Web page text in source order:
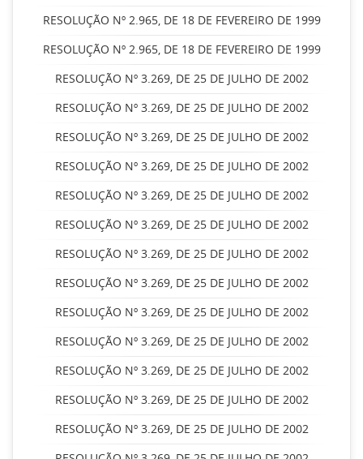
RESOLUÇÃO Nº 2.965, DE 18 DE FEVEREIRO DE 1999
RESOLUÇÃO Nº 2.965, DE 18 DE FEVEREIRO DE 1999
RESOLUÇÃO Nº 3.269, DE 25 DE JULHO DE 2002
RESOLUÇÃO Nº 3.269, DE 25 DE JULHO DE 2002
RESOLUÇÃO Nº 3.269, DE 25 DE JULHO DE 2002
RESOLUÇÃO Nº 3.269, DE 25 DE JULHO DE 2002
RESOLUÇÃO Nº 3.269, DE 25 DE JULHO DE 2002
RESOLUÇÃO Nº 3.269, DE 25 DE JULHO DE 2002
RESOLUÇÃO Nº 3.269, DE 25 DE JULHO DE 2002
RESOLUÇÃO Nº 3.269, DE 25 DE JULHO DE 2002
RESOLUÇÃO Nº 3.269, DE 25 DE JULHO DE 2002
RESOLUÇÃO Nº 3.269, DE 25 DE JULHO DE 2002
RESOLUÇÃO Nº 3.269, DE 25 DE JULHO DE 2002
RESOLUÇÃO Nº 3.269, DE 25 DE JULHO DE 2002
RESOLUÇÃO Nº 3.269, DE 25 DE JULHO DE 2002